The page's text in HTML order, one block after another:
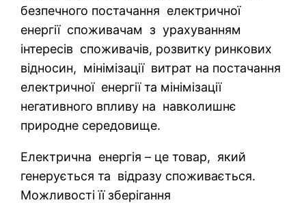
безпечного постачання електричної
енергії споживачам з урахуванням
інтересів споживачів, розвитку ринкових
відносин, мінімізації витрат на постачання
електричної енергії та мінімізації
негативного впливу на навколишнє
природне середовище.
Електрична енергія – це товар, який
генерується та відразу споживається.
Можливості її зберігання